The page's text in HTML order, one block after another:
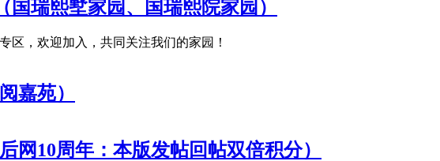
国瑞熙墅家园、国瑞熙院家园）
区，欢迎加入，共同关注我们的家园！
嘉苑）
网10周年：本版发帖回帖双倍积分）